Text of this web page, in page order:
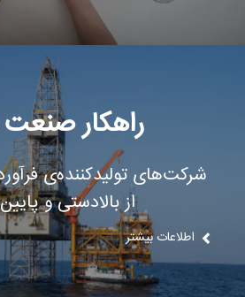
راهکار
شرکت‌های تولیدکننده‌ی
از بالادستی و
اطلاعات بیشتر